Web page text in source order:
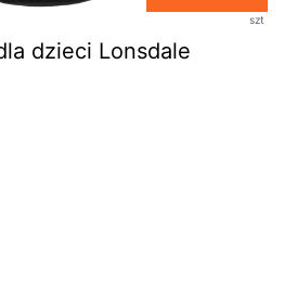
szt
dzieci Lonsdale